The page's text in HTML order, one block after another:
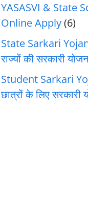
YASASVI & State
Online Apply(6)
State Sarkari
राज्यों की सरकारी
Student Sarkari
छात्रों के लिए सरकारी